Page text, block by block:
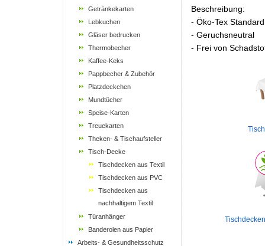
Getränkekarten
Lebkuchen
Gläser bedrucken
Thermobecher
Kaffee-Keks
Pappbecher & Zubehör
Platzdeckchen
Mundtücher
Speise-Karten
Treuekarten
Theken- & Tischaufsteller
Tisch-Decke
Tischdecken aus Textil
Tischdecken aus PVC
Tischdecken aus
nachhaltigem Textil
Türanhänger
Banderolen aus Papier
Arbeits- & Gesundheitsschutz
Beschreibung:
- Öko-Tex
- Geruchsneutral
- Frei von